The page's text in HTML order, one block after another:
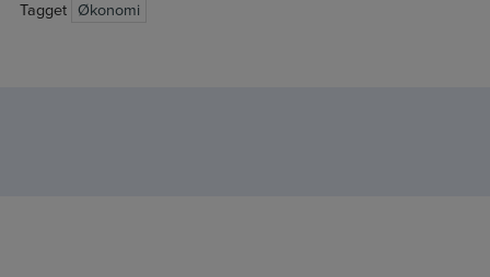
Tagget
Økonomi